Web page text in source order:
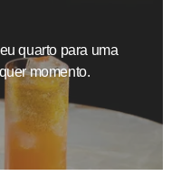
quarto para uma
momento.